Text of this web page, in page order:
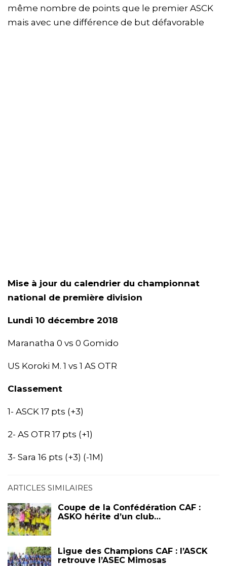
même nombre de points que le premier ASCK
mais avec une différence de but défavorable
Mise à jour du calendrier du championnat
national de première division
Lundi 10 décembre 2018
Maranatha 0 vs 0 Gomido
US Koroki M. 1 vs 1 AS OTR
Classement
1- ASCK 17 pts (+3)
2- AS OTR 17 pts (+1)
3- Sara 16 pts (+3) (-1M)
ARTICLES SIMILAIRES
Coupe de la Confédération CAF :
ASKO hérite d’un club…
Ligue des Champions CAF : l’ASCK
retrouve l’ASEC Mimosas